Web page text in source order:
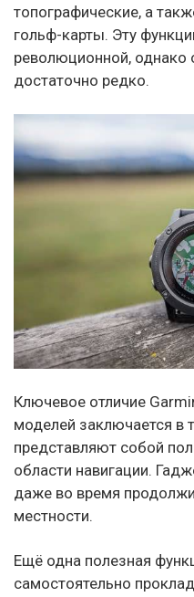
топографические, а
гольф-карты. Эту
революционной, однако
достаточно редко.
Ключевое отличие
моделей заключается в
представляют собой
области навигации.
даже во время
местности.
Ещё одна полезная
самостоятельно